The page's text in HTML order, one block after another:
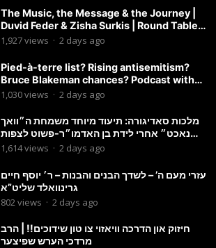
The Music, the Message & the Journey |
Duvid Feder & Zisha Surkis | Round Table
#11
1,927views · 2 days ago
Pied-à-terre list? Rising antisemitism?
Bruce Blakeman chances? Podcast with
Councilman David Carr!
1,030views · 2 days ago
מלכות סאדיגורה: תיעוד מיוחד משמחת ה״וואך
נאכט״ אחרי לידת בן האדמו״ר-פשוט לצפות
ולהנות
1,614views · 2 days ago
עזרי מעם ה’ – לשדך הבנים והבנות – ר׳ יוסף חיים
גרינוואלד שליט”א
802views · 2 days ago
חיזוק און הדרכה וויאזוי צו טון שידוכים!! | הרב
מרדכי הערש שפיצער